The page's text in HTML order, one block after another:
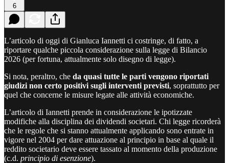
6
L’articolo di oggi di Gianluca Iannetti ci costringe, di fatto, a
riportare qualche piccola considerazione sulla legge di Bilancio
2026 (per fortuna, attualmente solo disegno di legge).
Si nota, peraltro, che da quasi tutte le parti vengono riportati
giudizi non certo positivi sugli interventi previsti, soprattutto per
quel che concerne le misure legate alle attività economiche.
L’articolo di Iannetti prende in considerazione le ipotizzate
modifiche alla disciplina dei dividendi societari. Chi legge ricorderà
che le regole che si stanno attualmente applicando sono entrate in
vigore nel 2004 per dare attuazione al principio in base al quale il
reddito societario deve essere tassato al momento della produzione
(c.d. principio di esenzione).